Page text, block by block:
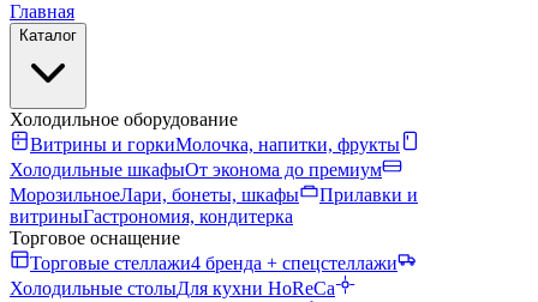
Главная
Каталог
Холодильное оборудование
Витрины и горкиМолочка, напитки, фрукты
Холодильные шкафыОт эконома до премиум
МорозильноеЛари, бонеты, шкафы
Прилавки и
витриныГастрономия, кондитерка
Торговое оснащение
Торговые стеллажи4 бренда + спецстеллажи
Холодильные столыДля кухни HoReCa